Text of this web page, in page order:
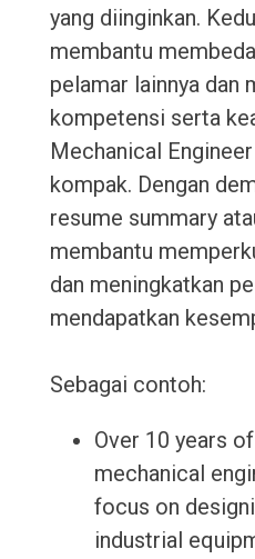
yang diinginkan.
membantu
pelamar lainnya dan
kompetensi serta
Mechanical
kompak. Dengan
resume summary
membantu
dan meningkatkan
mendapatkan
Sebagai contoh:
Over 10 years
mechanical
focus on
industrial